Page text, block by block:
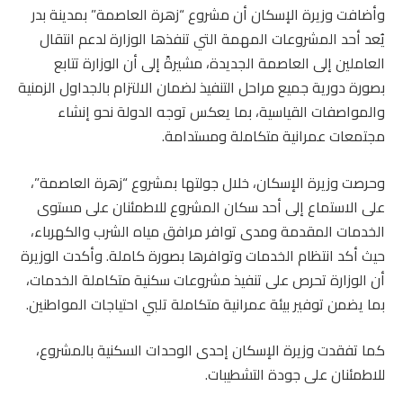
وأضافت وزيرة الإسكان أن مشروع “زهرة العاصمة” بمدينة بدر
يُعد أحد المشروعات المهمة التي تنفذها الوزارة لدعم انتقال
العاملين إلى العاصمة الجديدة، مشيرةً إلى أن الوزارة تتابع
بصورة دورية جميع مراحل التنفيذ لضمان الالتزام بالجداول الزمنية
والمواصفات القياسية، بما يعكس توجه الدولة نحو إنشاء
مجتمعات عمرانية متكاملة ومستدامة.
وحرصت وزيرة الإسكان، خلال جولتها بمشروع “زهرة العاصمة”،
على الاستماع إلى أحد سكان المشروع للاطمئنان على مستوى
الخدمات المقدمة ومدى توافر مرافق مياه الشرب والكهرباء،
حيث أكد انتظام الخدمات وتوافرها بصورة كاملة. وأكدت الوزيرة
أن الوزارة تحرص على تنفيذ مشروعات سكنية متكاملة الخدمات،
بما يضمن توفير بيئة عمرانية متكاملة تلبي احتياجات المواطنين.
كما تفقدت وزيرة الإسكان إحدى الوحدات السكنية بالمشروع،
للاطمئنان على جودة التشطيبات.